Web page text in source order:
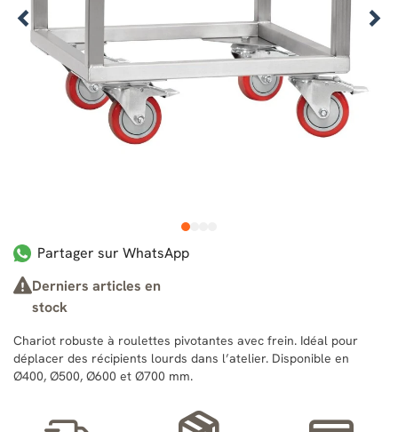
1
Partager sur WhatsApp
Derniers articles en
stock
Chariot robuste à roulettes pivotantes avec frein. Idéal pour
déplacer des récipients lourds dans l’atelier. Disponible en
Ø400, Ø500, Ø600 et Ø700 mm.